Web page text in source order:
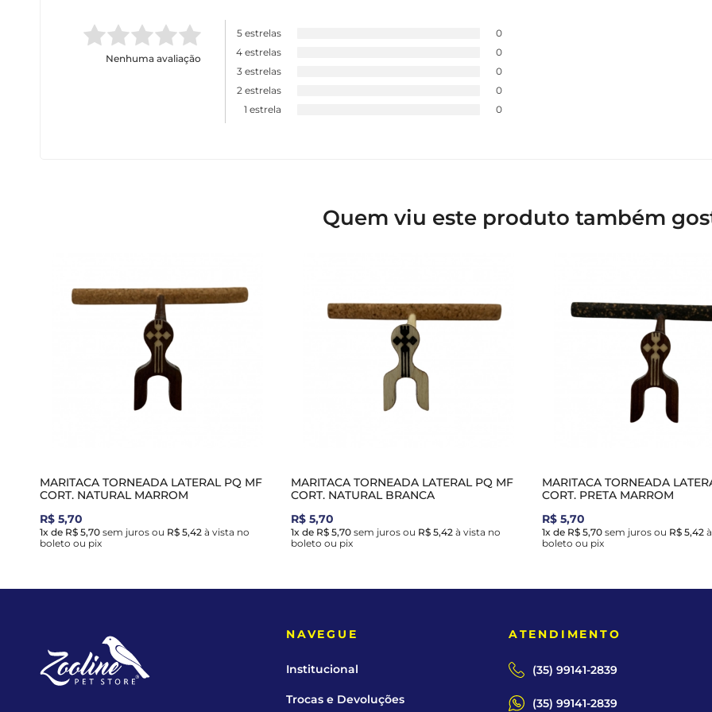
Nenhuma avaliação
5 estrelas
0
4 estrelas
0
3 estrelas
0
2 estrelas
0
1 estrela
0
Quem viu este produto também
MARITACA TORNEADA LATERAL PQ MF
CORT. NATURAL MARROM
R$ 5,70
1x de R$ 5,70 sem juros ou R$ 5,42 à vista no
boleto ou pix
MARITACA TORNEADA LATERAL PQ MF
CORT. NATURAL BRANCA
R$ 5,70
1x de R$ 5,70 sem juros ou R$ 5,42 à vista no
boleto ou pix
MARITACA TORNEADA
CORT. PRETA MARROM
R$ 5,70
1x de R$ 5,70 sem juros ou R$ 5,42
boleto ou pix
NAVEGUE
Institucional
Trocas e Devoluções
ATENDIMENTO
(35) 99141-2839
(35) 99141-2839